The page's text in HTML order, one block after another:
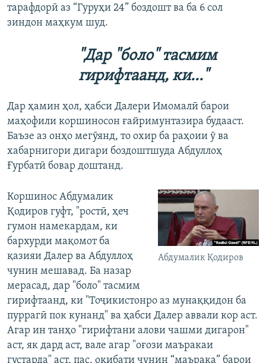
тарафдорӣ аз “Гуруҳи 24” боздошт ва ба 6 сол
зиндон маҳкум шуд.
"Дар "боло" тасмим
гирифтаанд, ки..."
Дар ҳамин ҳол, ҳабси Далери Имомалӣ барои
маҳофили коршиносон ғайримунтазира будааст.
Баъзе аз онҳо мегӯянд, то охир ба раҳоии ӯ ва
хабарнигори дигари боздоштшуда Абдуллоҳ
Ғурбатӣ бовар доштанд.
Абдумалик Қодиров
Коршинос Абдумалик
Қодиров гуфт, "ростӣ, ҳеч
гумон намекардам, ки
бархурди мақомот ба
қазияи Далер ва Абдуллоҳ
чунин мешавад. Ба назар
мерасад, дар "боло" тасмим
гирифтаанд, ки "Тоҷикистонро аз мунаққидон ба
пуррагӣ пок кунанд" ва ҳабси Далер аввали кор аст.
Агар ин танҳо "гирифтани алови чашми дигарон"
аст, як дард аст, вале агар "оғози маъракаи
густарда" аст, пас, оқибати чунин “маърака” барои